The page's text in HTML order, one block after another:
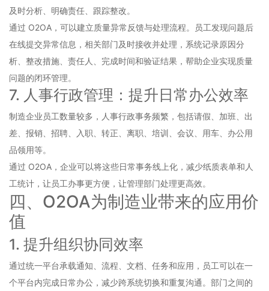
及时分析、明确责任、跟踪整改。
通过 O2OA，可以建立质量异常反馈与处理流程。员工发现问题后
在线提交异常信息，相关部门及时接收并处理，系统记录原因分
析、整改措施、责任人、完成时间和验证结果，帮助企业实现质量
问题的闭环管理。
7. 人事行政管理：提升日常办公效率
制造企业员工数量较多，人事行政事务频繁，包括请假、加班、出
差、报销、招聘、入职、转正、离职、培训、会议、用车、办公用
品领用等。
通过 O2OA，企业可以将这些日常事务线上化，减少纸质表单和人
工统计，让员工办事更方便，让管理部门处理更高效。
四、O2OA为制造业带来的应用价
值
1. 提升组织协同效率
通过统一平台承载通知、流程、文档、任务和应用，员工可以在一
个平台内完成日常办公，减少跨系统切换和重复沟通。部门之间的